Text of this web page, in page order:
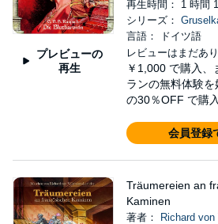
プレビューの
再生
再生時間： 1 時間
シリーズ：
言語： ドイツ語
レビューはまだあり
￥1,000 で購入、
ランの無料体験
の30％OFF で購入
会員登録
Träumereien an
Kaminen
著者：
Richard